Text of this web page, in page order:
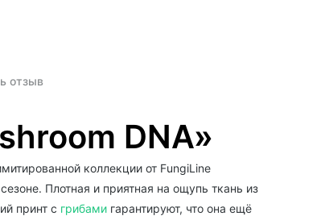
отзыв
DNA»
коллекции от FungiLine
Плотная и приятная на ощупь ткань из
принт с грибамигарантируют, что она ещё